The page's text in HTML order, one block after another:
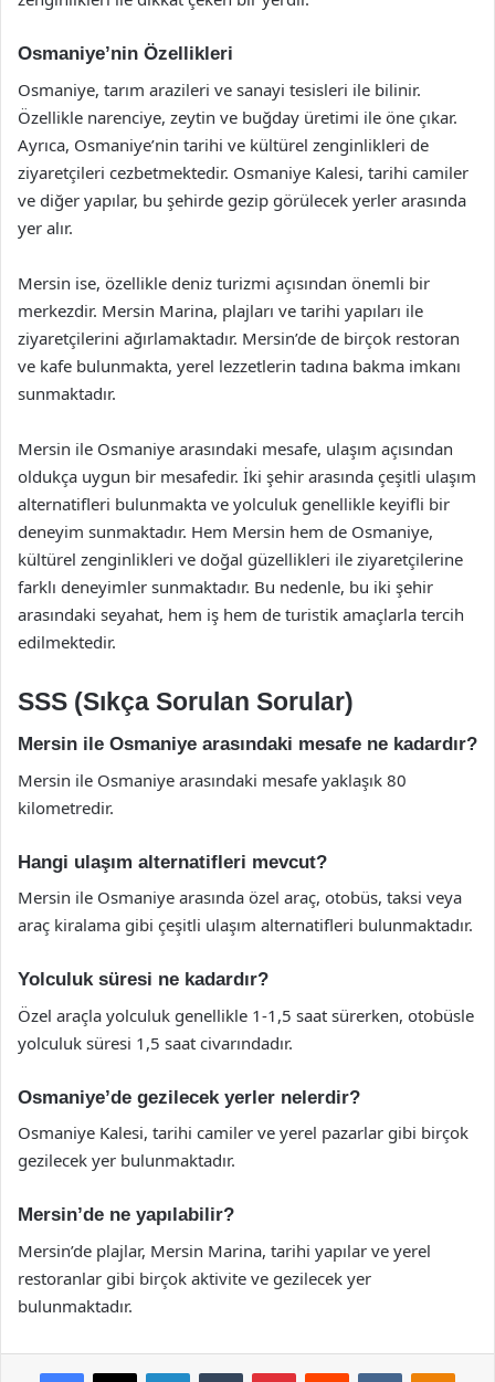
Osmaniye’nin Özellikleri
Osmaniye, tarım arazileri ve sanayi tesisleri ile bilinir.
Özellikle narenciye, zeytin ve buğday üretimi ile öne çıkar.
Ayrıca, Osmaniye’nin tarihi ve kültürel zenginlikleri de
ziyaretçileri cezbetmektedir. Osmaniye Kalesi, tarihi camiler
ve diğer yapılar, bu şehirde gezip görülecek yerler arasında
yer alır.
Mersin ise, özellikle deniz turizmi açısından önemli bir
merkezdir. Mersin Marina, plajları ve tarihi yapıları ile
ziyaretçilerini ağırlamaktadır. Mersin’de de birçok restoran
ve kafe bulunmakta, yerel lezzetlerin tadına bakma imkanı
sunmaktadır.
Mersin ile Osmaniye arasındaki mesafe, ulaşım açısından
oldukça uygun bir mesafedir. İki şehir arasında çeşitli ulaşım
alternatifleri bulunmakta ve yolculuk genellikle keyifli bir
deneyim sunmaktadır. Hem Mersin hem de Osmaniye,
kültürel zenginlikleri ve doğal güzellikleri ile ziyaretçilerine
farklı deneyimler sunmaktadır. Bu nedenle, bu iki şehir
arasındaki seyahat, hem iş hem de turistik amaçlarla tercih
edilmektedir.
SSS (Sıkça Sorulan Sorular)
Mersin ile Osmaniye arasındaki mesafe ne kadardır?
Mersin ile Osmaniye arasındaki mesafe yaklaşık 80
kilometredir.
Hangi ulaşım alternatifleri mevcut?
Mersin ile Osmaniye arasında özel araç, otobüs, taksi veya
araç kiralama gibi çeşitli ulaşım alternatifleri bulunmaktadır.
Yolculuk süresi ne kadardır?
Özel araçla yolculuk genellikle 1-1,5 saat sürerken, otobüsle
yolculuk süresi 1,5 saat civarındadır.
Osmaniye’de gezilecek yerler nelerdir?
Osmaniye Kalesi, tarihi camiler ve yerel pazarlar gibi birçok
gezilecek yer bulunmaktadır.
Mersin’de ne yapılabilir?
Mersin’de plajlar, Mersin Marina, tarihi yapılar ve yerel
restoranlar gibi birçok aktivite ve gezilecek yer
bulunmaktadır.
Facebook
X LinkedInTumblr PinterestReddit VKontakte